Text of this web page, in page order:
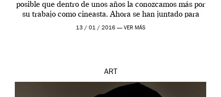
posible que dentro de unos años la conozcamos más por
su trabajo como cineasta. Ahora se han juntado para
contarnos una […]
13 / 01 / 2016 — VER MÁS
ART